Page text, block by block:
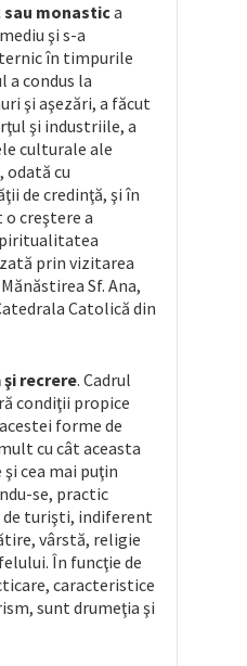
sau monastica
şi s-a
în timpurile
a condus la
şi aşezări, a făcut
şi industriile, a
culturale ale
odată cu
de credinţă, şi în
creştere a
prin vizitarea
Sf. Ana,
Catolică din
şi recrere. Cadrul
condiţii propice
forme de
cu cât aceasta
cea mai puţin
se, practic
turişti, indiferent
vârstă, religie
În funcţie de
caracteristice
sunt drumeţia şi